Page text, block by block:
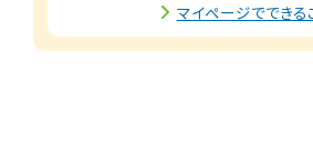
マイページでできる